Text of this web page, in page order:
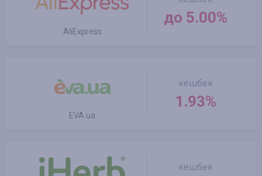
AliExpress
до 5.00%
EVA.ua
кешбек
1.93%
кешбек